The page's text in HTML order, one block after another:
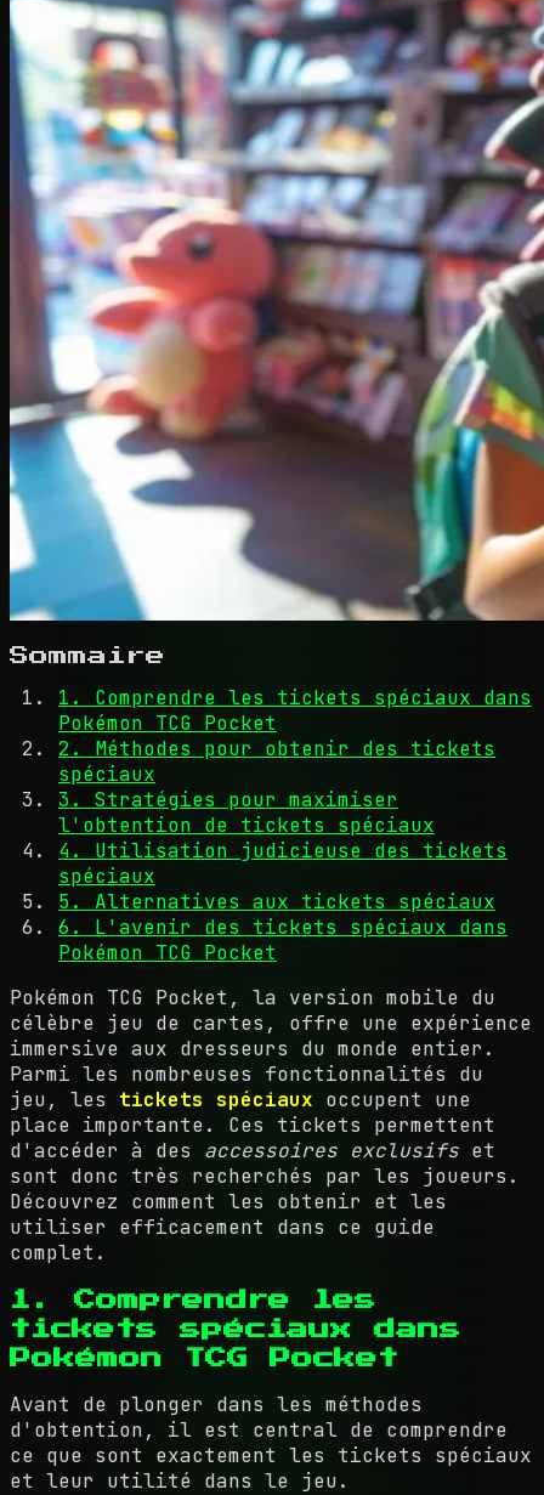
Sommaire
1. Comprendre les tickets spéciaux dans
Pokémon TCG Pocket
2. Méthodes pour obtenir des tickets
spéciaux
3. Stratégies pour maximiser
l'obtention de tickets spéciaux
4. Utilisation judicieuse des tickets
spéciaux
5. Alternatives aux tickets spéciaux
6. L'avenir des tickets spéciaux dans
Pokémon TCG Pocket
Pokémon TCG Pocket, la version mobile du
célèbre jeu de cartes, offre une expérience
immersive aux dresseurs du monde entier.
Parmi les nombreuses fonctionnalités du
jeu, les tickets spéciaux occupent une
place importante. Ces tickets permettent
d'accéder à des accessoires exclusifs et
sont donc très recherchés par les joueurs.
Découvrez comment les obtenir et les
utiliser efficacement dans ce guide
complet.
1. Comprendre les
tickets spéciaux dans
Pokémon TCG Pocket
Avant de plonger dans les méthodes
d'obtention, il est central de comprendre
ce que sont exactement les tickets spéciaux
et leur utilité dans le jeu.